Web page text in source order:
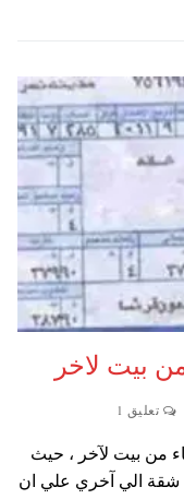
بيت لاخر
تعليق 1
من بيت لآخر ، حيث
شقة الي آخري علي ان